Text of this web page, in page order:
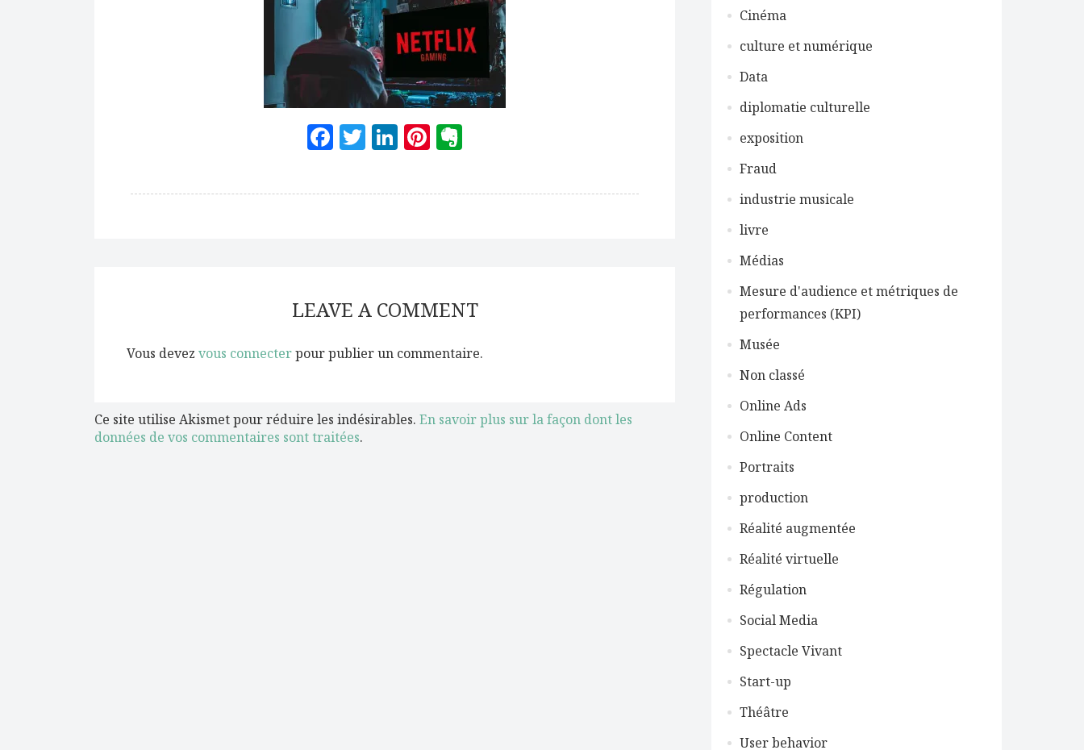
Facebook
Twitter
LinkedIn
Pinterest
LEAVE A COMMENT
Vous devez vous connecterpour publier un commentaire.
Ce site utilise Akismet pour réduire les indésirables. En savoir plus sur la façon dont les
données de vos commentaires sont traitées.
Cinéma
culture et numérique
Data
diplomatie culturelle
exposition
Fraud
industrie musicale
livre
Médias
Mesure d'audience et métriques de
performances (KPI)
Musée
Non classé
Online Ads
Online Content
Portraits
production
Réalité augmentée
Réalité virtuelle
Régulation
Social Media
Spectacle Vivant
Start-up
Théâtre
User behavior